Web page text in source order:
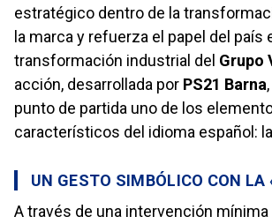
estratégico dentro de la
la marca y refuerza el papel del país
transformación industrial del Grupo
acción, desarrollada por PS21 Barna
punto de partida uno de los
característicos del idioma español:
UN GESTO SIMBÓLICO CON LA
A través de una intervención